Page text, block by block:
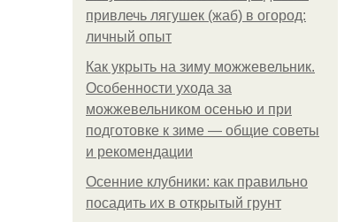
привлечь лягушек (жаб) в огород:
личный опыт
Как укрыть на зиму можжевельник.
Особенности ухода за
можжевельником осенью и при
подготовке к зиме — общие советы
и рекомендации
Осенние клубники: как правильно
посадить их в открытый грунт